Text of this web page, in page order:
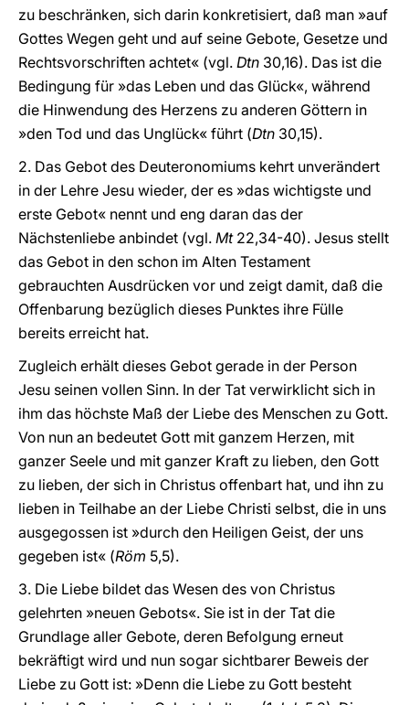
zu beschränken, sich darin konkretisiert, daß man »auf
Gottes Wegen geht und auf seine Gebote, Gesetze und
Rechtsvorschriften achtet« (vgl. Dtn 30,16). Das ist die
Bedingung für »das Leben und das Glück«, während
die Hinwendung des Herzens zu anderen Göttern in
»den Tod und das Unglück« führt (Dtn 30,15).
2. Das Gebot des Deuteronomiums kehrt unverändert
in der Lehre Jesu wieder, der es »das wichtigste und
erste Gebot« nennt und eng daran das der
Nächstenliebe anbindet (vgl. Mt22,34-40). Jesus stellt
das Gebot in den schon im Alten Testament
gebrauchten Ausdrücken vor und zeigt damit, daß die
Offenbarung bezüglich dieses Punktes ihre Fülle
bereits erreicht hat.
Zugleich erhält dieses Gebot gerade in der Person
Jesu seinen vollen Sinn. In der Tat verwirklicht sich in
ihm das höchste Maß der Liebe des Menschen zu Gott.
Von nun an bedeutet Gott mit ganzem Herzen, mit
ganzer Seele und mit ganzer Kraft zu lieben, den Gott
zu lieben, der sich in Christus offenbart hat, und ihn zu
lieben in Teilhabe an der Liebe Christi selbst, die in uns
ausgegossen ist »durch den Heiligen Geist, der uns
gegeben ist« (Röm 5,5).
3. Die Liebe bildet das Wesen des von Christus
gelehrten »neuen Gebots«. Sie ist in der Tat die
Grundlage aller Gebote, deren Befolgung erneut
bekräftigt wird und nun sogar sichtbarer Beweis der
Liebe zu Gott ist: »Denn die Liebe zu Gott besteht